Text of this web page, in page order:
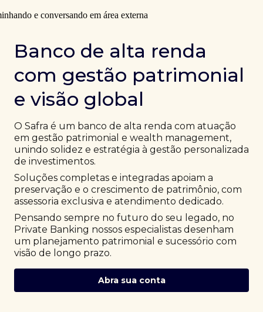
Banco de alta renda
com gestão patrimonial
e visão global
O Safra é um banco de alta renda com atuação
em gestão patrimonial e wealth management,
unindo solidez e estratégia à gestão personalizada
de investimentos.
Soluções completas e integradas apoiam a
preservação e o crescimento de patrimônio, com
assessoria exclusiva e atendimento dedicado.
Pensando sempre no futuro do seu legado, no
Private Banking nossos especialistas desenham
um planejamento patrimonial e sucessório com
visão de longo prazo.
Abra sua conta